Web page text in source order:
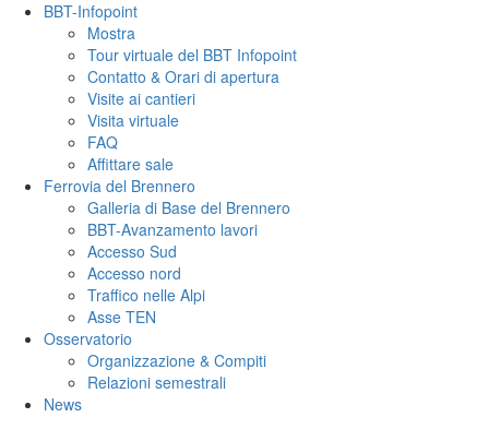
BBT-Infopoint
Mostra
Tour virtuale del BBT Infopoint
Contatto & Orari di apertura
Visite ai cantieri
Visita virtuale
FAQ
Affittare sale
Ferrovia del Brennero
Galleria di Base del Brennero
BBT-Avanzamento lavori
Accesso Sud
Accesso nord
Traffico nelle Alpi
Asse TEN
Osservatorio
Organizzazione & Compiti
Relazioni semestrali
News